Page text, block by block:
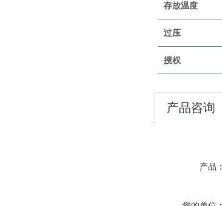
存放温度
过压
授权
产品咨询
产品：